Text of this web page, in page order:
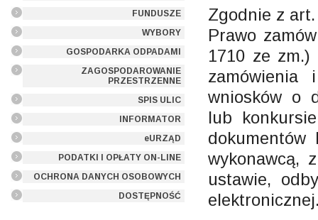
FUNDUSZE
WYBORY
GOSPODARKA ODPADAMI
ZAGOSPODAROWANIE
PRZESTRZENNE
SPIS ULIC
INFORMATOR
eURZĄD
PODATKI I OPŁATY ON-LINE
OCHRONA DANYCH OSOBOWYCH
DOSTĘPNOŚĆ
Zgodnie z
Prawo
1710 ze
wniosków o
lub
wykonawcą,
ustawie,